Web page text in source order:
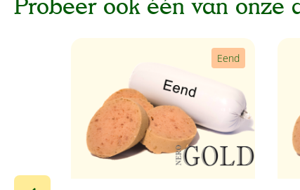
Probeer ook één van onze
Eend